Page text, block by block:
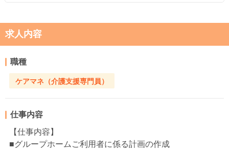
求人内容
職種
ケアマネ（介護支援専門員）
仕事内容
【仕事内容】
■グループホームご利用者に係る計画の作成